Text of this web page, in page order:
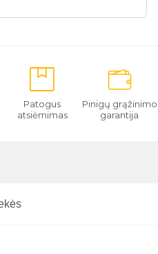
Patogus
atsiėmimas
Pinigų grąžinimo
garantija